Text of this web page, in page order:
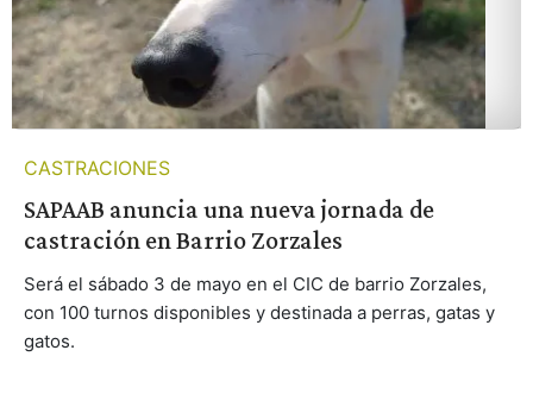
CASTRACIONES
SAPAAB anuncia una nueva jornada de
castración en Barrio Zorzales
Será el sábado 3 de mayo en el CIC de barrio Zorzales,
con 100 turnos disponibles y destinada a perras, gatas y
gatos.